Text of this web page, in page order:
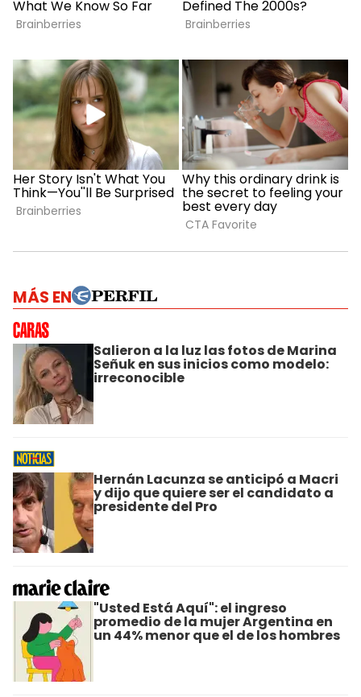
MÁS EN
Salieron a la luz las fotos de Marina
Señuk en sus inicios como modelo:
irreconocible
Hernán Lacunza se anticipó a Macri
y dijo que quiere ser el candidato a
presidente del Pro
"Usted Está Aquí": el ingreso
promedio de la mujer Argentina en
un 44% menor que el de los hombres